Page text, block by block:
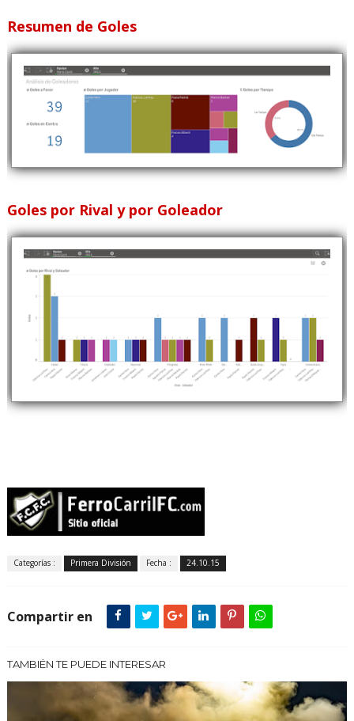
Resumen de Goles
Goles por Rival y por Goleador
Categorías : Primera División Fecha : 24.10.15
Compartir en
TAMBIÉN TE PUEDE INTERESAR